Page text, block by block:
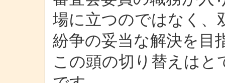
場に立つのではなく、
紛争の妥当な解決を目
この頭の切り替えはと